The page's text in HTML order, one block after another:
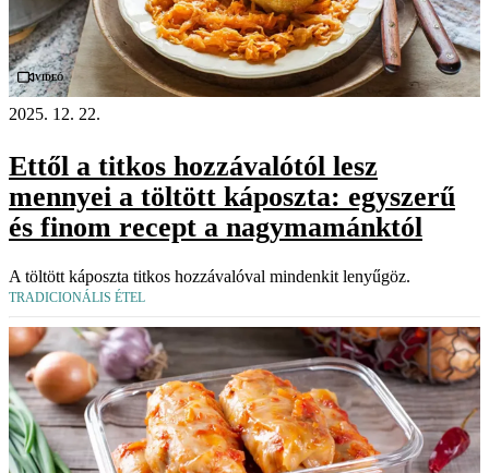
Videó
2025. 12. 22.
Ettől a titkos hozzávalótól lesz
mennyei a töltött káposzta: egyszerű
és finom recept a nagymamánktól
A töltött káposzta titkos hozzávalóval mindenkit lenyűgöz.
TRADICIONÁLIS ÉTEL